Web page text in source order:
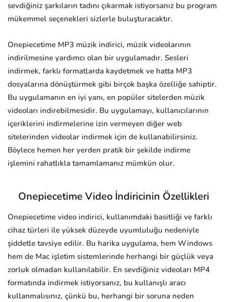
sevdiğiniz şarkıların tadını çıkarmak istiyorsanız bu program
mükemmel seçenekleri sizlerle buluşturacaktır.
Onepiecetime MP3 müzik indirici, müzik videolarının
indirilmesine yardımcı olan bir uygulamadır. Sesleri
indirmek, farklı formatlarda kaydetmek ve hatta MP3
dosyalarına dönüştürmek gibi birçok başka özelliğe sahiptir.
Bu uygulamanın en iyi yanı, en popüler sitelerden müzik
videoları indirebilmesidir. Bu uygulamayı, kullanıcılarının
içeriklerini indirmelerine izin vermeyen diğer web
sitelerinden videolar indirmek için de kullanabilirsiniz.
Böylece hemen her yerden pratik bir şekilde indirme
işlemini rahatlıkla tamamlamanız mümkün olur.
Onepiecetime Video İndiricinin Özellikleri
Onepiecetime video indirici, kullanımdaki basitliği ve farklı
cihaz türleri ile yüksek düzeyde uyumluluğu nedeniyle
şiddetle tavsiye edilir. Bu harika uygulama, hem Windows
hem de Mac işletim sistemlerinde herhangi bir güçlük veya
zorluk olmadan kullanılabilir. En sevdiğiniz videoları MP4
formatında indirmek istiyorsanız, bu kullanışlı aracı
kullanmalısınız, çünkü bu, herhangi bir soruna neden